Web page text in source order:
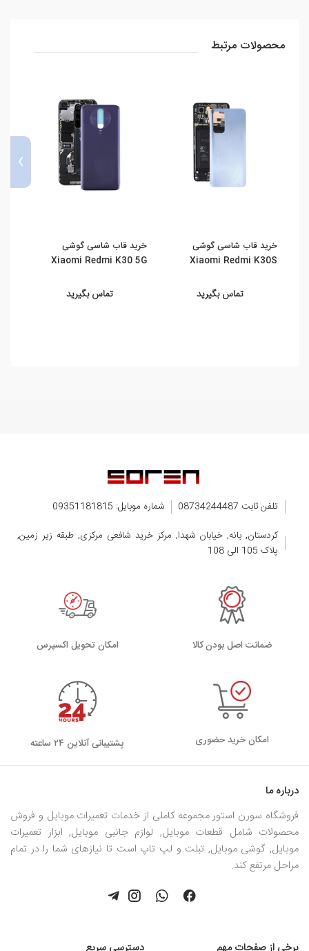
محصولات مرتبط
خرید قاب شاسی گوشی
Xiaomi Redmi K30S
تماس بگیرید
خرید قاب شاسی گوشی
Xiaomi Redmi K30 5G
تماس بگیرید
›
تلفن ثابت 08734244487
شماره موبایل: 09351181815
کردستان, بانه, خیابان شهدا, مرکز خرید شافعی مرکزی, طبقه زیر زمین,
پلاک 105 الی 108
ضمانت اصل بودن کالا اﻣﮑﺎن ﺗﺤﻮﯾﻞ اﮐﺴﭙﺮس
امکان خرید حضوری پشتیبانی آنلاین ۲۴ ساعته
درباره ما
فروشگاه سورن استور مجموعه کاملی از خدمات تعمیرات موبایل و فروش
محصولات شامل قطعات موبایل, لوازم جانبی موبایل, ابزار تعمیرات
موبایل, گوشی موبایل, تبلت و لپ تاپ است تا نیازهای شما را در تمام
مراحل مرتفع کند.